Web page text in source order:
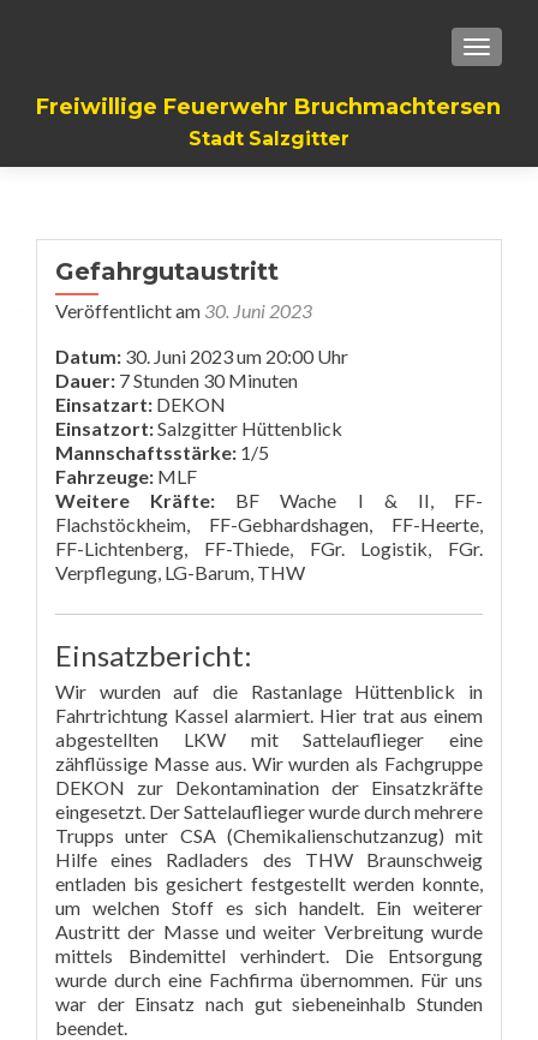
Freiwillige Feuerwehr Bruchmachtersen
Stadt Salzgitter
Gefahrgutaustritt
Veröffentlicht am 30. Juni 2023
Datum: 30. Juni 2023 um 20:00 Uhr
Dauer: 7 Stunden 30 Minuten
Einsatzart: DEKON
Einsatzort:Salzgitter Hüttenblick
Mannschaftsstärke: 1/5
Fahrzeuge: MLF
Weitere Kräfte: BF Wache I & II, FF-
Flachstöckheim, FF-Gebhardshagen, FF-Heerte,
FF-Lichtenberg, FF-Thiede, FGr. Logistik, FGr.
Verpflegung, LG-Barum, THW
Einsatzbericht:
Wir wurden auf die Rastanlage Hüttenblick in
Fahrtrichtung Kassel alarmiert. Hier trat aus einem
abgestellten LKW mit Sattelauflieger eine
zähflüssige Masse aus. Wir wurden als Fachgruppe
DEKON zur Dekontamination der Einsatzkräfte
eingesetzt. Der Sattelauflieger wurde durch mehrere
Trupps unter CSA (Chemikalienschutzanzug) mit
Hilfe eines Radladers des THW Braunschweig
entladen bis gesichert festgestellt werden konnte,
um welchen Stoff es sich handelt. Ein weiterer
Austritt der Masse und weiter Verbreitung wurde
mittels Bindemittel verhindert. Die Entsorgung
wurde durch eine Fachfirma übernommen. Für uns
war der Einsatz nach gut siebeneinhalb Stunden
beendet.